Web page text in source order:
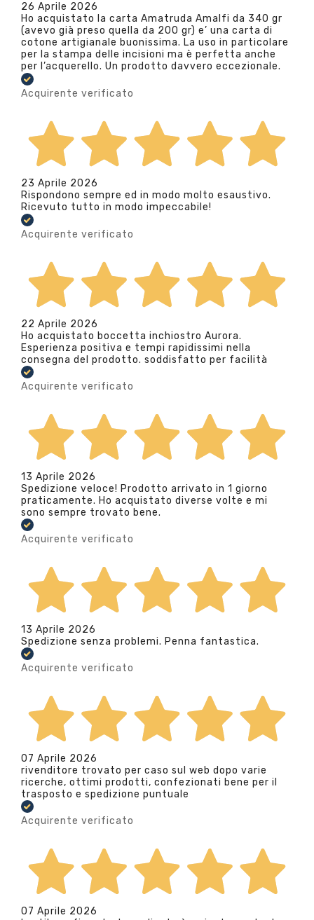
26 Aprile 2026
Ho acquistato la carta Amatruda Amalfi da 340 gr
(avevo già preso quella da 200 gr) e’ una carta di
cotone artigianale buonissima. La uso in particolare
per la stampa delle incisioni ma è perfetta anche
per l’acquerello. Un prodotto davvero eccezionale.
Acquirente verificato
23 Aprile 2026
Rispondono sempre ed in modo molto esaustivo.
Ricevuto tutto in modo impeccabile!
Acquirente verificato
22 Aprile 2026
Ho acquistato boccetta inchiostro Aurora.
Esperienza positiva e tempi rapidissimi nella
consegna del prodotto. soddisfatto per facilità
Acquirente verificato
13 Aprile 2026
Spedizione veloce! Prodotto arrivato in 1 giorno
praticamente. Ho acquistato diverse volte e mi
sono sempre trovato bene.
Acquirente verificato
13 Aprile 2026
Spedizione senza problemi. Penna fantastica.
Acquirente verificato
07 Aprile 2026
rivenditore trovato per caso sul web dopo varie
ricerche, ottimi prodotti, confezionati bene per il
trasposto e spedizione puntuale
Acquirente verificato
07 Aprile 2026